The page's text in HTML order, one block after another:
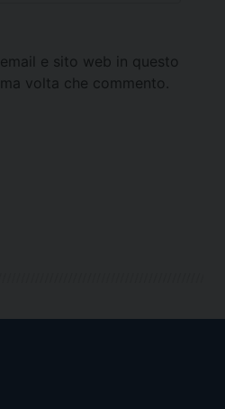
e sito web in questo
volta che commento.